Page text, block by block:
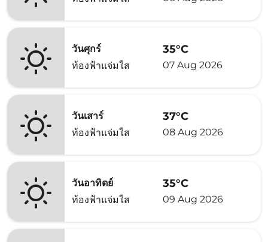
วันศุกร์
ท้องฟ้าแจ่มใส
35°C
07 Aug 2026
วันเสาร์
ท้องฟ้าแจ่มใส
37°C
08 Aug 2026
วันอาทิตย์
ท้องฟ้าแจ่มใส
35°C
09 Aug 2026